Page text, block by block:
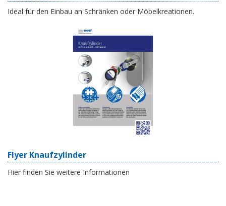
Ideal für den Einbau an Schränken oder Möbelkreationen.
Flyer Knaufzylinder
Hier finden Sie weitere Informationen